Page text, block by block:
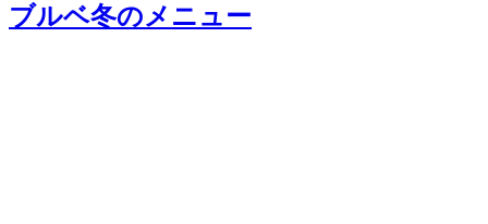
ブルベ冬のメニュー